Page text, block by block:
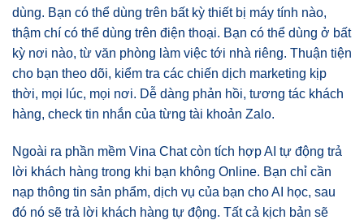
dùng. Bạn có thể dùng trên bất kỳ thiết bị máy tính nào,
thậm chí có thể dùng trên điện thoại. Bạn có thể dùng ở bất
kỳ nơi nào, từ văn phòng làm việc tới nhà riêng. Thuận tiện
cho bạn theo dõi, kiểm tra các chiến dịch marketing kịp
thời, mọi lúc, mọi nơi. Dễ dàng phản hồi, tương tác khách
hàng, check tin nhắn của từng tài khoản Zalo.
Ngoài ra phần mềm Vina Chat còn tích hợp AI tự động trả
lời khách hàng trong khi bạn không Online. Bạn chỉ cần
nạp thông tin sản phẩm, dịch vụ của bạn cho AI học, sau
đó nó sẽ trả lời khách hàng tự động. Tất cả kịch bản sẽ